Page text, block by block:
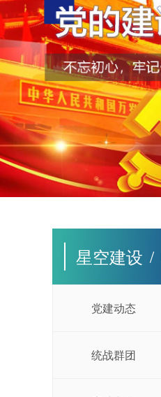
星空建设 /
党建动态
统战群团